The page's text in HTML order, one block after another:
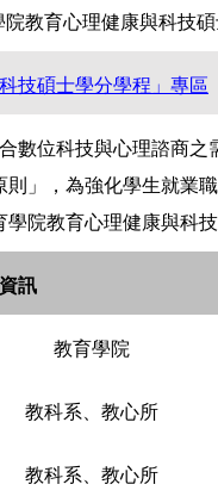
教育心理健康與科技
技碩士學分學程」專區
數位科技與心理諮商之
」，為強化學生就業
院教育心理健康與科
訊
教育學院
教科系、教心所
教科系、教心所